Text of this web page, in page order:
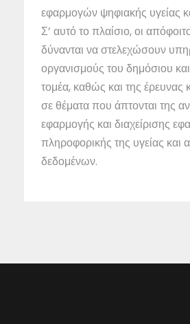
εφαρμογών ψηφιακής υγείας
Σ’ αυτό το πλαίσιο, οι
δύνανται να στελεχώσουν
οργανισμούς του δημόσιου και
τομέα, καθώς και της έρευνας
σε θέματα που άπτονται της
εφαρμογής και διαχείρισης
πληροφορικής της υγείας και
δεδομένων.